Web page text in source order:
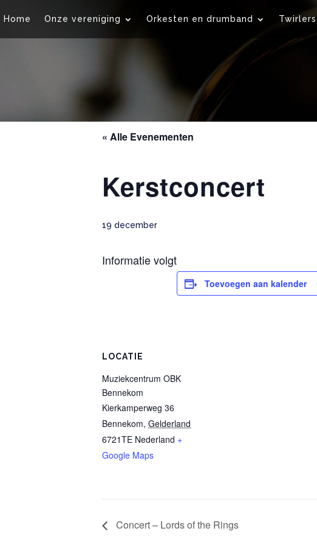
Home Onze vereniging Orkesten en drumband Twirlers
« Alle Evenementen
Kerstconcert
19 december
Informatie volgt
Toevoegen aan kalender
LOCATIE
Muziekcentrum OBK
Bennekom
Kierkamperweg 36
Bennekom, Gelderland
6721TE Nederland +
Google Maps
Concert – Lords of the Rings